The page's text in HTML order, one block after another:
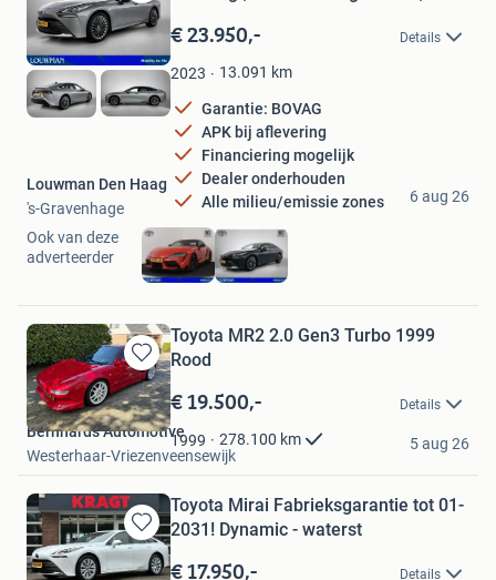
Bewaren
in
Mijn
Favorieten
€ 23.950,- Details
2023 13.091 km
Garantie: BOVAG
APK bij aflevering
Financiering mogelijk
Dealer onderhouden
Alle milieu/emissie zones
Louwman Den Haag
's-Gravenhage
6 aug 26
Ook van deze
adverteerder
Bewaren
in
Mijn
Favorieten
Toyota MR2 2.0 Gen3 Turbo 1999
Rood
€ 19.500,- Details
1999 278.100 km
Bernhards Automotive
Westerhaar-Vriezenveensewijk
5 aug 26
Bewaren
in
Toyota Mirai Fabrieksgarantie tot 01-
2031! Dynamic - waterst
€ 17.950,- Details